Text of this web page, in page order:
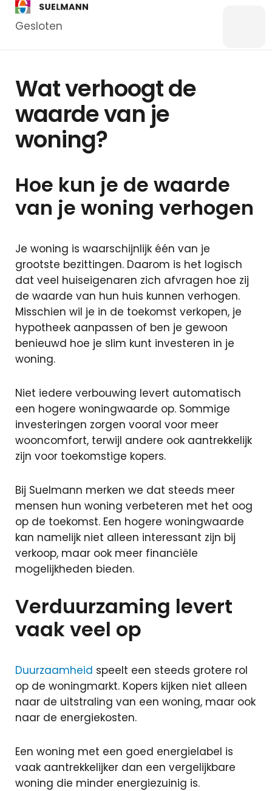
Gesloten
Wat verhoogt de
waarde van je
woning?
Hoe kun je de waarde
van je woning verhogen
Je woning is waarschijnlijk één van je
grootste bezittingen. Daarom is het logisch
dat veel huiseigenaren zich afvragen hoe zij
de waarde van hun huis kunnen verhogen.
Misschien wil je in de toekomst verkopen, je
hypotheek aanpassen of ben je gewoon
benieuwd hoe je slim kunt investeren in je
woning.
Niet iedere verbouwing levert automatisch
een hogere woningwaarde op. Sommige
investeringen zorgen vooral voor meer
wooncomfort, terwijl andere ook aantrekkelijk
zijn voor toekomstige kopers.
Bij Suelmann merken we dat steeds meer
mensen hun woning verbeteren met het oog
op de toekomst. Een hogere woningwaarde
kan namelijk niet alleen interessant zijn bij
verkoop, maar ook meer financiële
mogelijkheden bieden.
Verduurzaming levert
vaak veel op
Duurzaamheid speelt een steeds grotere rol
op de woningmarkt. Kopers kijken niet alleen
naar de uitstraling van een woning, maar ook
naar de energiekosten.
Een woning met een goed energielabel is
vaak aantrekkelijker dan een vergelijkbare
woning die minder energiezuinig is.
Kredieten
Zakelijk
Hypotheek
oversluiten
Actuele
rente
Hoeveel
ik lenen?
Lineaire
hypotheek
Aflossingsvrije
hypotheek
Verzekeringen
Particuliere
verzekeringen
Schade
Makelaardij
Woning
verkopen